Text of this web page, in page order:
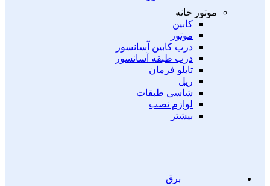
موتور خانه
کابین
موتور
درب کابین آسانسور
درب طبقه آسانسور
تابلو فرمان
ریل
شاسی طبقات
لوازم نصب
بیشتر
برق